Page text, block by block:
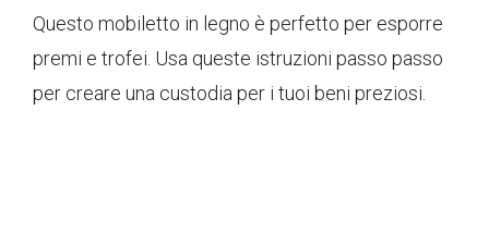
Questo mobiletto in legno è perfetto per esporre
premi e trofei. Usa queste istruzioni passo passo
per creare una custodia per i tuoi beni preziosi.